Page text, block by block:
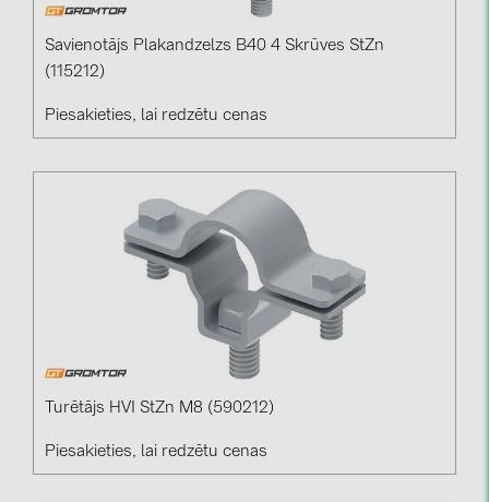
Savienotājs Plakandzelzs B40 4 Skrūves StZn
(115212)
Piesakieties, lai redzētu cenas
Turētājs HVI StZn M8 (590212)
Piesakieties, lai redzētu cenas